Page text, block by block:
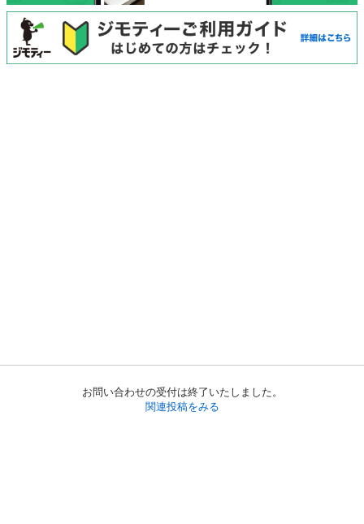
お問い合わせの受付は終了いたしました。
関連投稿をみる